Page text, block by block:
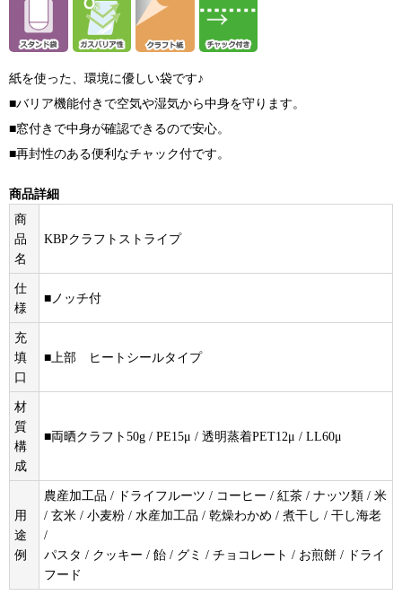
紙を使った、環境に優しい袋です♪
■バリア機能付きで空気や湿気から中身を守ります。
■窓付きで中身が確認できるので安心。
■再封性のある便利なチャック付です。
商品詳細
商
品
名
KBPクラフトストライプ
仕
様
■ノッチ付
充
填
口
■上部 ヒートシールタイプ
材
質
構
成
■両晒クラフト50g / PE15μ / 透明蒸着PET12μ / LL60μ
用
途
例
農産加工品 / ドライフルーツ / コーヒー / 紅茶 / ナッツ類 / 米
/ 玄米 / 小麦粉 / 水産加工品 / 乾燥わかめ / 煮干し / 干し海老
/
パスタ / クッキー / 飴 / グミ / チョコレート / お煎餅 / ドライ
フード